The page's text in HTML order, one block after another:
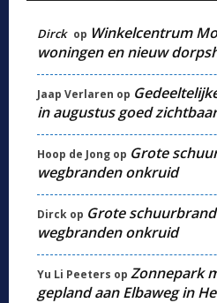
Dirck op Winkelcentrum
woningen en nieuw
Jaap Verlaren op
in augustus goed
Hoop de Jong op Grote
wegbranden onkruid
Dirck op Grote
wegbranden onkruid
Yu Li Peeters op Zonnepark
gepland aan Elbaweg in